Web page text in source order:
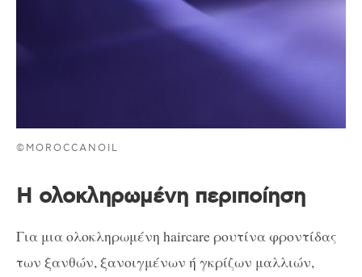
©MOROCCANOIL
Η ολοκληρωμένη περιποίηση
Για μια ολοκληρωμένη haircare ρουτίνα φροντίδας
των ξανθών, ξανοιγμένων ή γκρίζων μαλλιών,